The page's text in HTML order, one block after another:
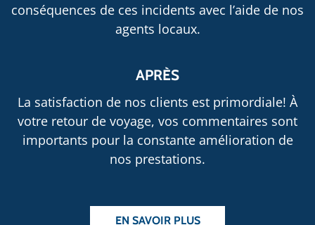
conséquences de ces incidents avec l’aide de nos
agents locaux.
APRÈS
La satisfaction de nos clients est primordiale! À
votre retour de voyage, vos commentaires sont
importants pour la constante amélioration de
nos prestations.
EN SAVOIR PLUS